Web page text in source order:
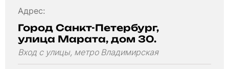
Адрес:
Город Санкт-Петербург,
улица Марата, дом 30.
Вход с улицы, метро Владимирская